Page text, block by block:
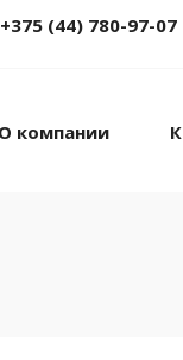
+375 (44) 780-97-07
компании